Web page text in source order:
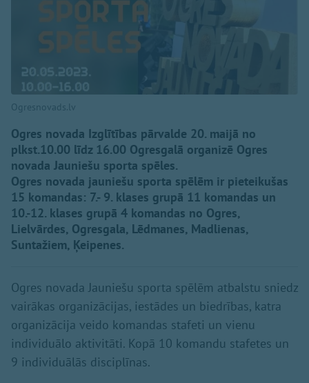
Ogresnovads.lv
Ogres novada Izglītības pārvalde 20. maijā no
plkst.10.00 līdz 16.00 Ogresgalā organizē Ogres
novada Jauniešu sporta spēles.
Ogres novada jauniešu sporta spēlēm ir pieteikušas
15 komandas: 7.- 9. klases grupā 11 komandas un
10.-12. klases grupā 4 komandas no Ogres,
Lielvārdes, Ogresgala, Lēdmanes, Madlienas,
Suntažiem, Ķeipenes.
Ogres novada Jauniešu sporta spēlēm atbalstu sniedz
vairākas organizācijas, iestādes un biedrības, katra
organizācija veido komandas stafeti un vienu
individuālo aktivitāti. Kopā 10 komandu stafetes un
9 individuālās disciplīnas.